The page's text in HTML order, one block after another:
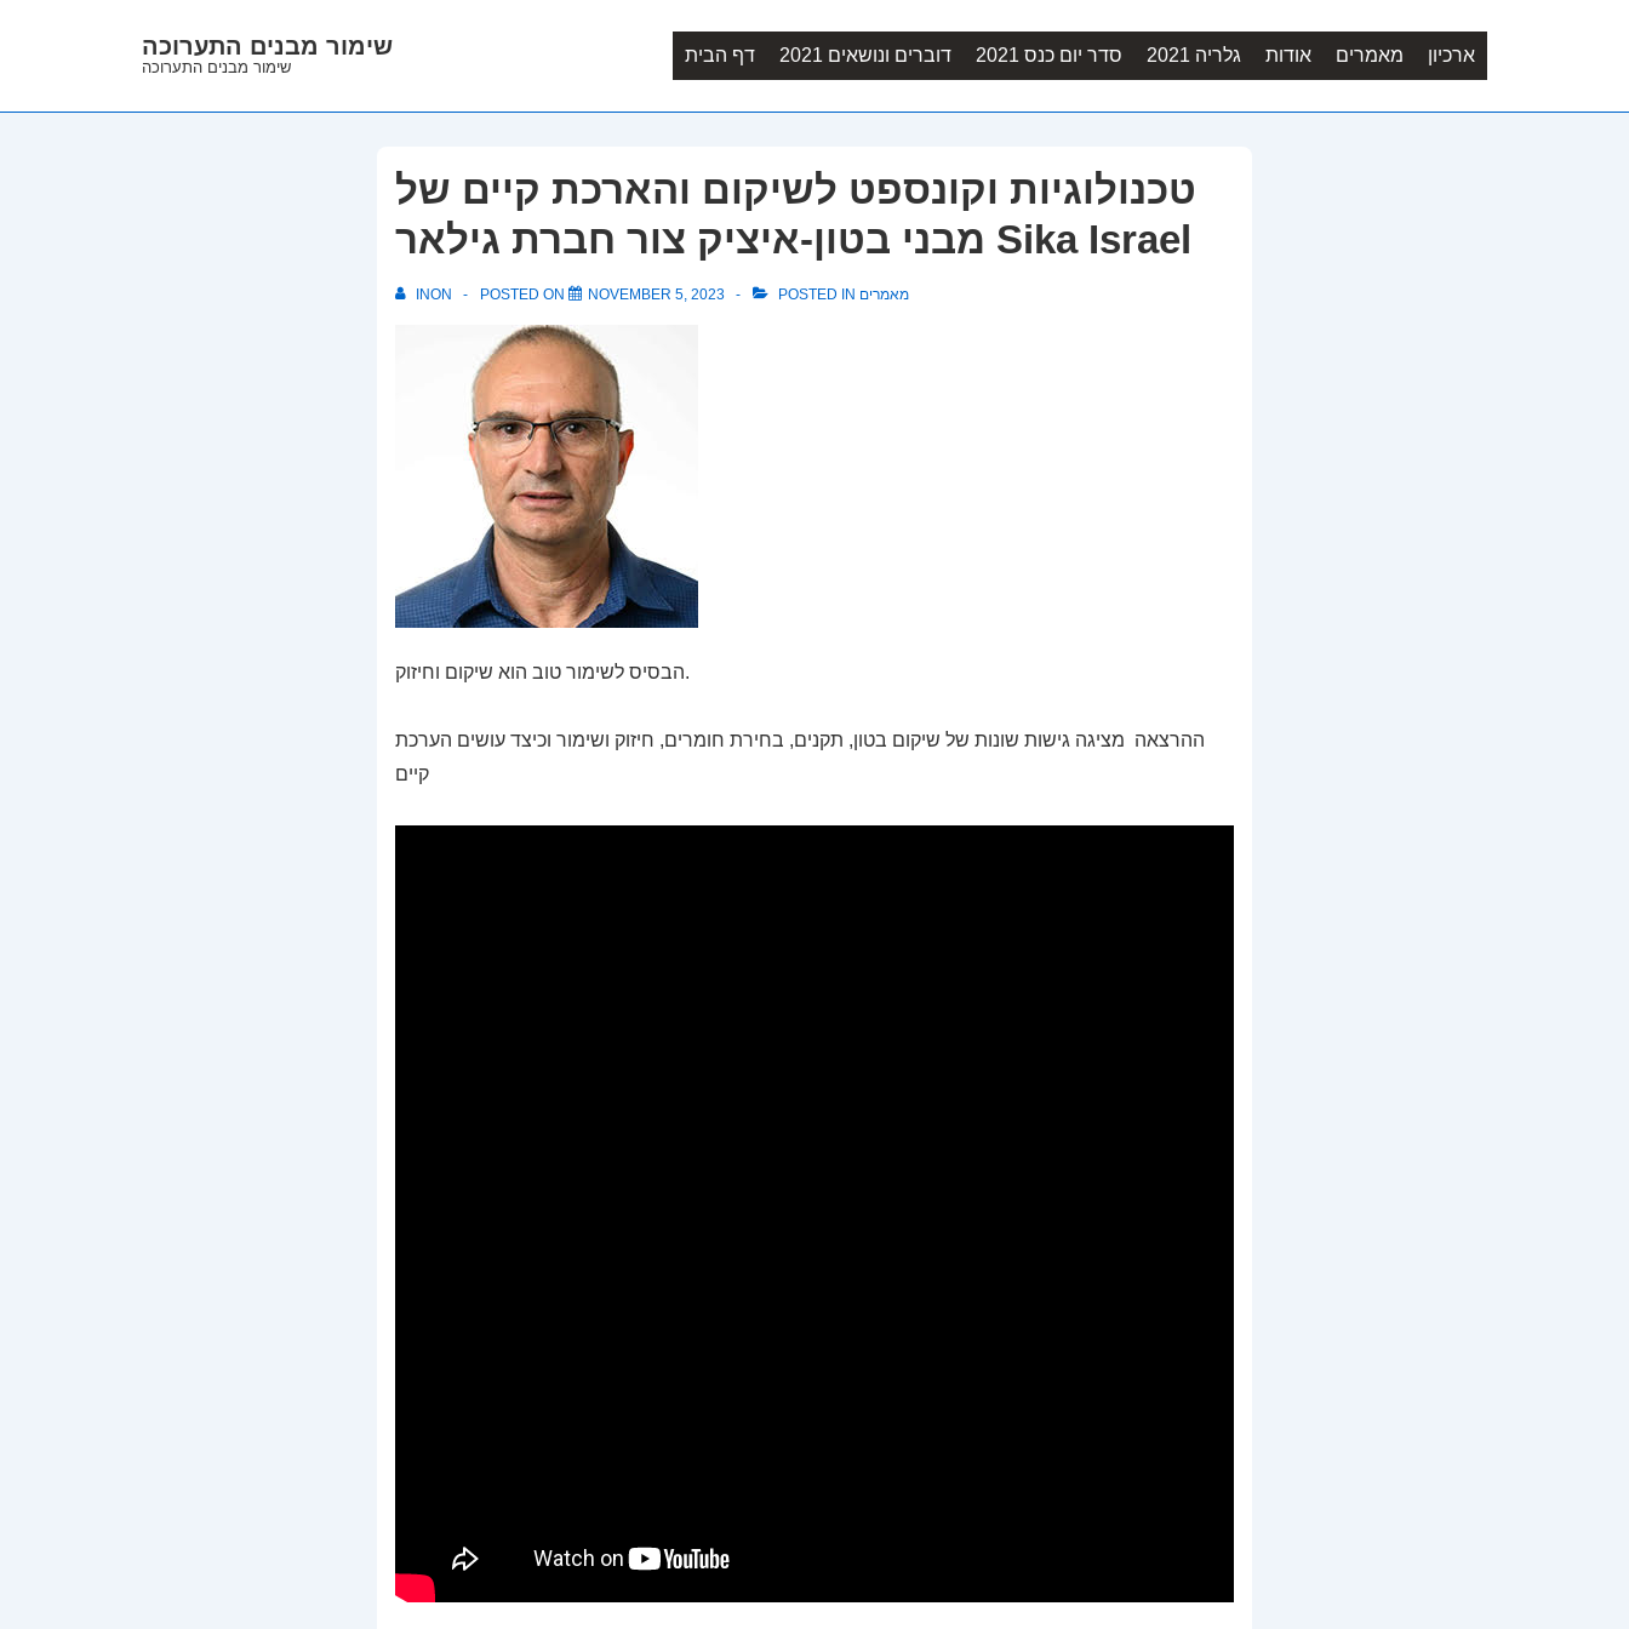
Main
שימור מבנים התערוכה
שימור מבנים התערוכה
Main
Navigation
דף הבית דוברים ונושאים 2021 סדר יום כנס 2021 גלריה 2021 אודות מאמרים ארכיון
טכנולוגיות וקונספט לשיקום והארכת קיים של
מבני בטון-איציק צור חברת גילאר Sika Israel
INON POSTED ON NOVEMBER 5, 2023 POSTED IN מאמרים
הבסיס לשימור טוב הוא שיקום וחיזוק.
ההרצאה מציגה גישות שונות של שיקום בטון, תקנים, בחירת חומרים, חיזוק ושימור וכיצד עושים הערכת
קיים